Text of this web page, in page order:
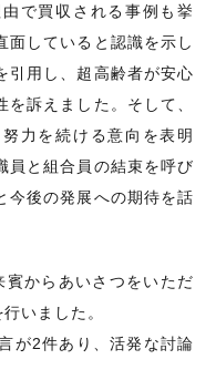
で買収される事例も挙
面していると認識を示し
引用し、超高齢者が安心
訴えました。そして、
力を続ける意向を表明
員と組合員の結束を呼び
今後の発展への期待を話
からあいさつをいただ
いました。
が2件あり、活発な討論